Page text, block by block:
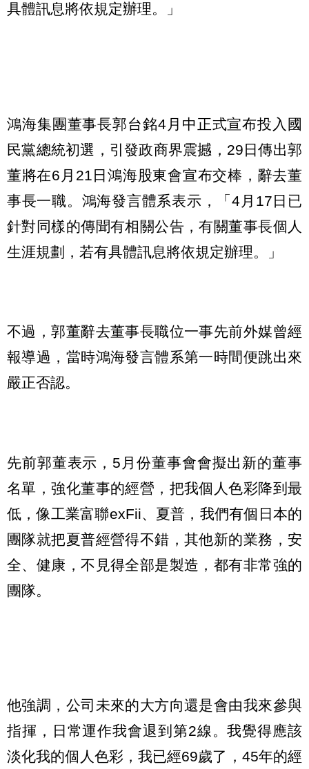
具體訊息將依規定辦理。」
鴻海集團董事長郭台銘4月中正式宣布投入國
民黨總統初選，引發政商界震撼，29日傳出郭
董將在6月21日鴻海股東會宣布交棒，辭去董
事長一職。鴻海發言體系表示，「4月17日已
針對同樣的傳聞有相關公告，有關董事長個人
生涯規劃，若有具體訊息將依規定辦理。」
不過，郭董辭去董事長職位一事先前外媒曾經
報導過，當時鴻海發言體系第一時間便跳出來
嚴正否認。
先前郭董表示，5月份董事會會擬出新的董事
名單，強化董事的經營，把我個人色彩降到最
低，像工業富聯exFii、夏普，我們有個日本的
團隊就把夏普經營得不錯，其他新的業務，安
全、健康，不見得全部是製造，都有非常強的
團隊。
他強調，公司未來的大方向還是會由我來參與
指揮，日常運作我會退到第2線。我覺得應該
淡化我的個人色彩，我已經69歲了，45年的經